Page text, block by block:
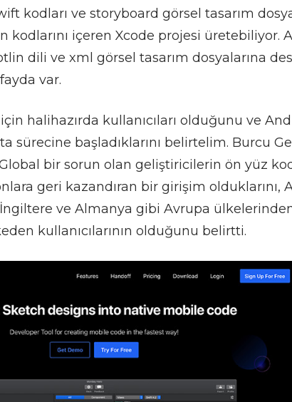
kodları ve storyboard görsel tasarım
içeren Xcode projesi üretebiliyor.
dili ve xml görsel tasarım dosyalarına
var.
halihazırda kullanıcıları olduğunu ve
sürecine başladıklarını belirtelim. Burcu
bir sorun olan geliştiricilerin ön yüz
geri kazandıran bir girişim olduklarını,
İngiltere ve Almanya gibi Avrupa
kullanıcılarının olduğunu belirtti.